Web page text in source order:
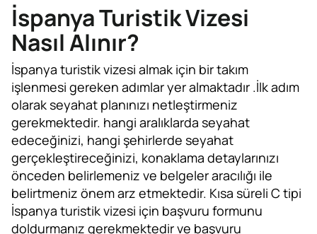
İspanya Turistik Vizesi
Nasıl Alınır?
İspanya turistik vizesi almak için bir takım
işlenmesi gereken adımlar yer almaktadır .İlk adım
olarak seyahat planınızı netleştirmeniz
gerekmektedir. hangi aralıklarda seyahat
edeceğinizi, hangi şehirlerde seyahat
gerçekleştireceğinizi, konaklama detaylarınızı
önceden belirlemeniz ve belgeler aracılığı ile
belirtmeniz önem arz etmektedir. Kısa süreli C tipi
İspanya turistik vizesi için başvuru formunu
doldurmanız gerekmektedir ve başvuru